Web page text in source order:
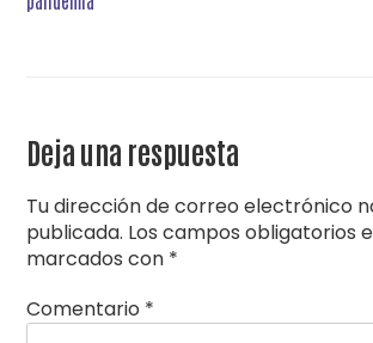
Deja una respuesta
Tu dirección de correo electrónico
publicada. Los campos obligatorios
marcados con *
Comentario *